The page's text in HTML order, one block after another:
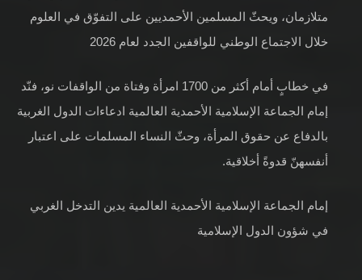
متلازمان، ويحثّ المسلمين الأحمديين على التفوّق في العلوم
خلال الاجتماع الوطني للواقفين الجدد لعام 2026
في خطابٍ أمام أكثر من 1700 امرأة وفتاة من الواقفات نو، فنّد
إمام الجماعة الإسلامية الأحمدية العالمية ادعاءات الدول الغربية
بالدفاع عن حقوق المرأة، وحثّ النساء المسلمات على اعتبار
أنفسهنّ قدوةً أخلاقية.
إمام الجماعة الإسلامية الأحمدية العالمية يدين التدخل الغربي
في شؤون الدول الإسلامية